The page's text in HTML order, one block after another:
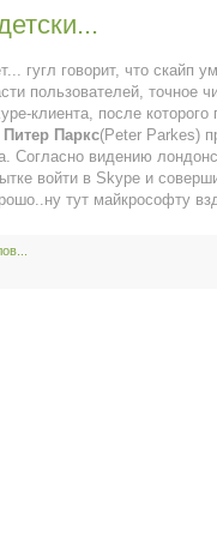
гугл говорит, что скайп
пользователей, точное
клиента, после
Питер Паркс(Peter Parkes)
Согласно видению
войти в Skype и
тут майкрософту